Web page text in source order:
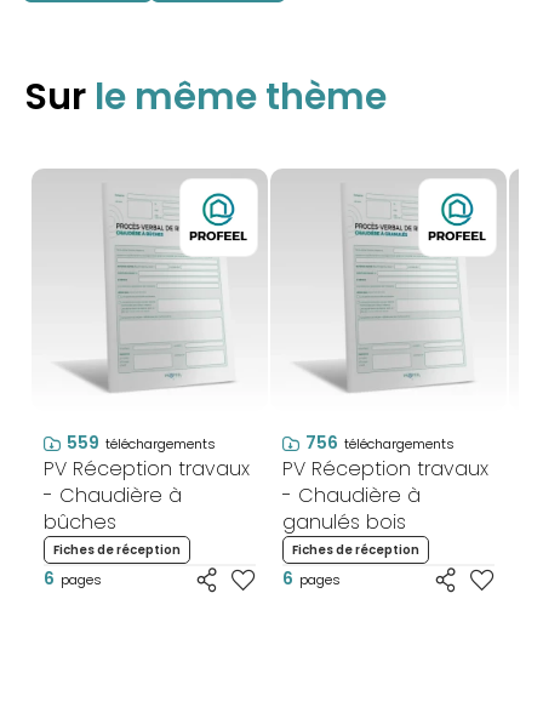
Sur le même thème
559 téléchargements
PV Réception travaux
- Chaudière à
bûches
Fiches de réception
6 pages
756 téléchargements
PV Réception travaux
- Chaudière à
ganulés bois
Fiches de réception
6 pages